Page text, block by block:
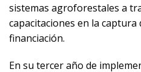
sistemas agroforestales a
capacitaciones en la
financiación.
En su tercer año de